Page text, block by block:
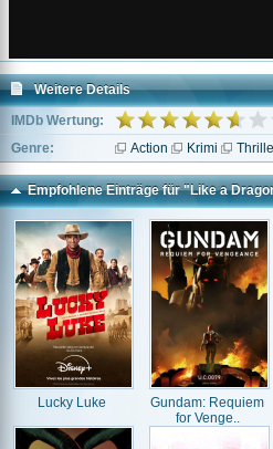
Weitere Details
IMDb Wertung:
Genre:
Action Krimi
Empfohlene Einträge für "Like a
Lucky Luke
Gundam: Requiem
for Venge..